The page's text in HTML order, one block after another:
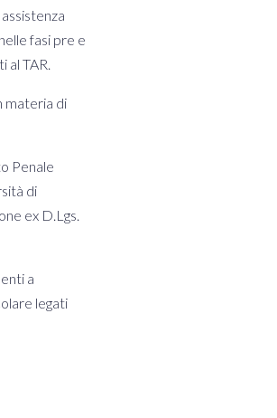
fasi pre e
al TAR.
materia di
Penale
di
ex D.Lgs.
a
legati